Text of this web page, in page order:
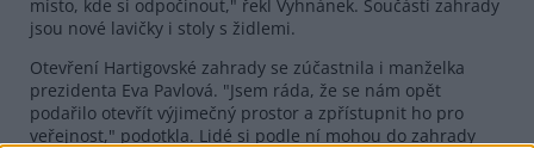
místo, kde si odpočinout," řekl Vyhnánek. Součástí zahrady
jsou nové lavičky i stoly s židlemi.
Otevření Hartigovské zahrady se zúčastnila i manželka
prezidenta Eva Pavlová. "Jsem ráda, že se nám opět
podařilo otevřít výjimečný prostor a zpřístupnit ho pro
veřejnost," podotkla. Lidé si podle ní mohou do zahrady